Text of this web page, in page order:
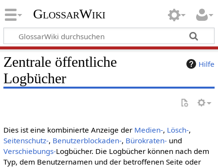
GlossarWiki
Hilfe
Zentrale öffentliche
Logbücher
Dies ist eine kombinierte Anzeige der Medien-, Lösch-,
Seitenschutz-, Benutzerblockaden-, Bürokraten-und
Verschiebungs-Logbücher. Die Logbücher können nach dem
Typ, dem Benutzernamen und der betroffenen Seite oder